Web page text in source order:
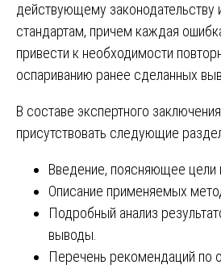
действующему законодательству
стандартам, причем каждая
привести к необходимости
оспариванию ранее сделанных
В составе экспертного
присутствовать следующие
Введение, поясняющее цели
Описание применяемых
Подробный анализ
выводы.
Перечень рекомендаций по